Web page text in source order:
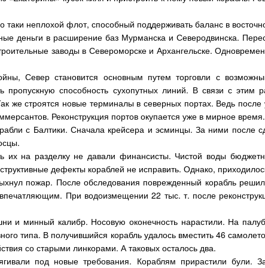
таки неплохой флот, способный поддерживать баланс в
деньги в расширение баз Мурманска и Северодвинска.
заводы в Североморске и Архангельске.
Север становится основным путем торговли с
пропускную способность сухопутных линий. В связи с этим
же строятся новые терминалы в северных портах. Ведь
Реконструкция портов окупается уже в мирное время.
с Балтики. Сначала крейсера и эсминцы. За ними после
их на разделку не давали финансисты. Чистой воды
дефекты кораблей не исправить. Однако,
пожар. После обследования поврежденный корабль
При водоизмещении 22 тыс. т. после
и минный калибр. Носовую оконечность нарастили. На
типа. В получившийся корабль удалось вместить 46
со старыми линкорами. А таковых осталось два.
под новые требования. Кораблям прирастили були.